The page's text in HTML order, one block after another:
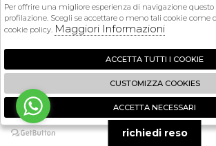
EXTRA
2026 Petit Pasha - P.iva : 09423341214 Powered by
Zucchetti
🍪
richiedi reso
Per offrire una migliore esperienza di navigazione questo
profilazione. Scegli se accettare o meno tali cookie come
cookie policy. Maggiori Informazioni
ACCETTA TUTTI I COOKIE
CUSTOMIZZA COOKIES
ACCETTA NECESSARI